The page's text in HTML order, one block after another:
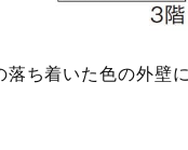
落ち着いた色の外壁